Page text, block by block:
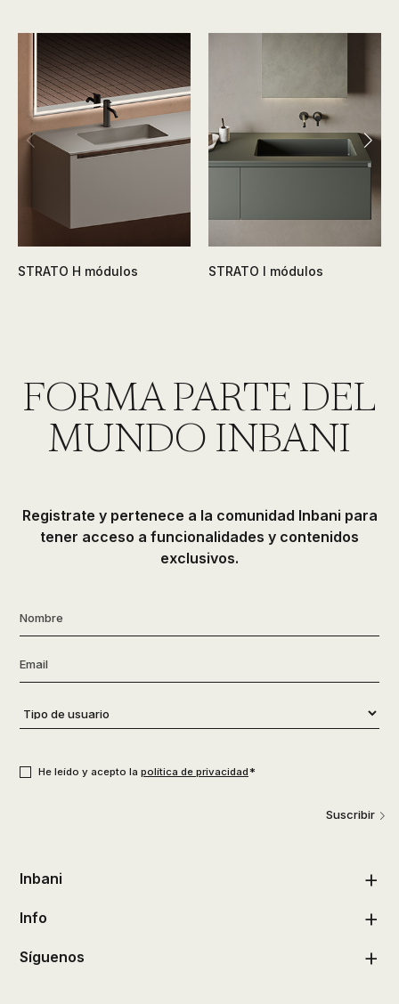
STRATO H módulos STRATO I módulos
FORMA PARTE DEL
MUNDO INBANI
Registrate y pertenece a la comunidad Inbani para
tener acceso a funcionalidades y contenidos
exclusivos.
Nombre
Email
Tipo
de
He leído y acepto la política de privacidad*
Suscribir
Inbani
Info
Síguenos